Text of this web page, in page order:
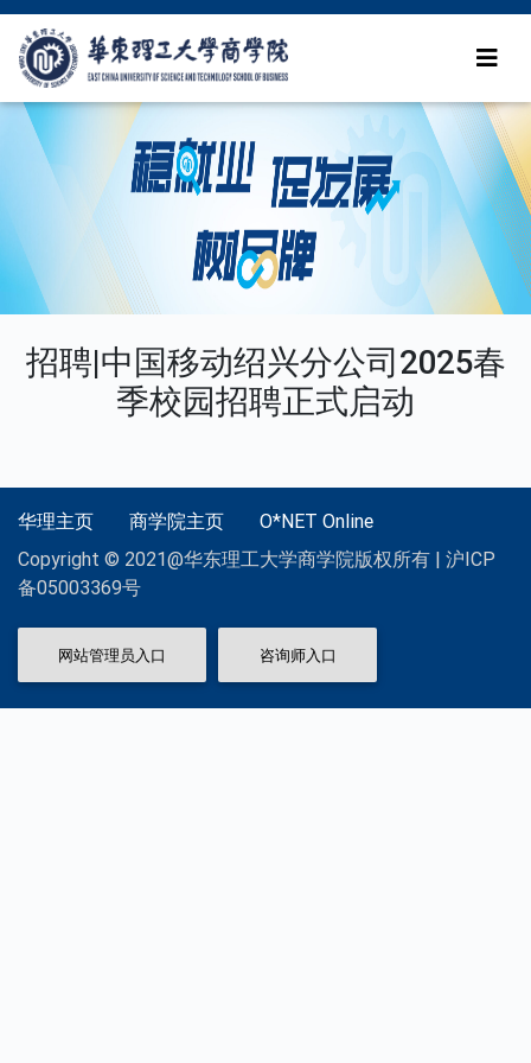
招聘|中国移动绍兴分公司2025春
季校园招聘正式启动
华理主页 商学院主页
O*NET Online
Copyright © 2021@华东理工大学商学院版权所有 | 沪ICP
备05003369号
网站管理员入口 咨询师入口